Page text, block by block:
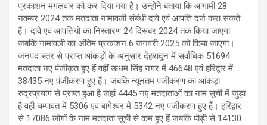
प्रकाशन मंगलवार को कर दिया गया है। उन्होंने बताया कि आगामी 28
नवम्बर 2024 तक मतदाता नामावली संबंधी दावे एवं आपत्ति दर्ज करा सकते
हैं। दावे एवं आपत्तियों का निस्तारण 24 दिसंबर 2024 तक किया जाएगा
जबकि नामावली का अंतिम प्रकाशन 6 जनवरी 2025 को किया जाएगा।
जनपद स्तर से प्राप्त आंकड़ों के अनुसार देहरादून में सर्वाधिक 51694
मतदाता नए पंजीकृत हुए हैं वहीं ऊधम सिंह नगर में 46648 एवं हरिद्वार में
38435 नए पंजीकरण हुए हैं। जबकि न्यूनतम पंजीकरण का आंकड़ा
रुद्रप्रयाग से प्राप्त हुआ है जहां 4445 नए मतदाताओं का नाम सूची में जुड़ा
है वहीं चम्पावत में 5306 एवं बागेश्वर में 5342 नए पंजीकरण हुए हैं। हरिद्वार
से 17086 लोगों के नाम मतदाता सूची से कम हुए हैं जबकि पौड़ी से 14130